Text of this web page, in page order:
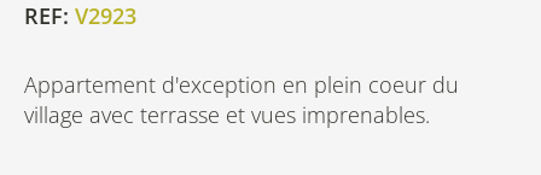
REF: V2923
Appartement d'exception en plein coeur du
village avec terrasse et vues imprenables.